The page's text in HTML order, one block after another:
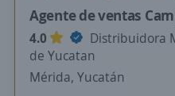
Agente de ventas
4.0
Distribuidora
de Yucatan
Mérida, Yucatán